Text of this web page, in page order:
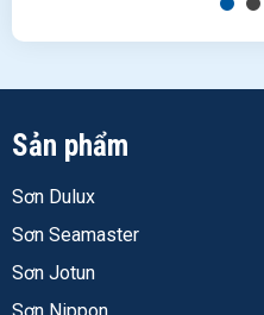
Sản phẩm
Sơn Dulux
Sơn Seamaster
Sơn Jotun
Sơn Nippon